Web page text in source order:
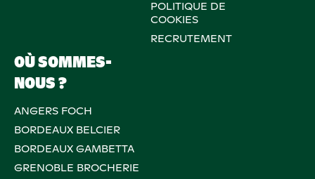
OÙ SOMMES-
NOUS ?
ANGERS FOCH
BORDEAUX BELCIER
BORDEAUX GAMBETTA
GRENOBLE BROCHERIE
POLITIQUE DE
COOKIES
RECRUTEMENT